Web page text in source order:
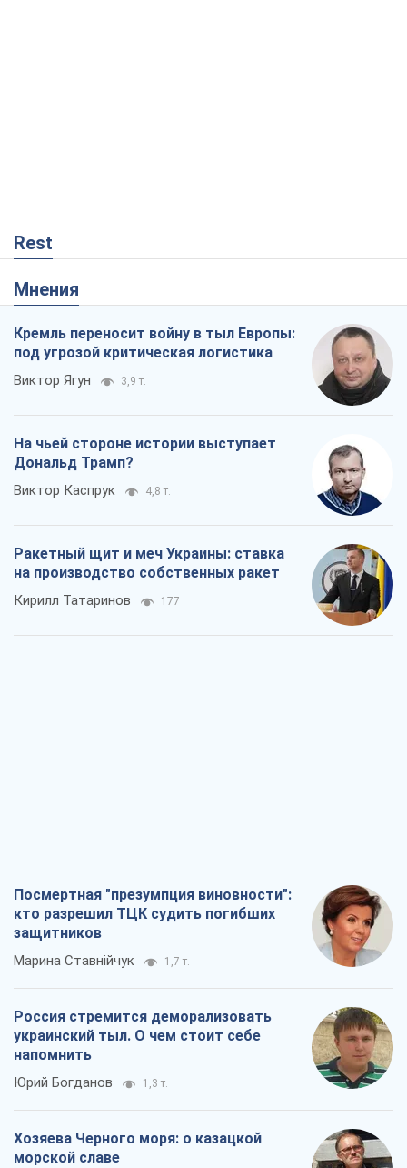
Rest
Мнения
Кремль переносит войну в тыл Европы:
под угрозой критическая логистика
Виктор Ягун 3,9 т.
На чьей стороне истории выступает
Дональд Трамп?
Виктор Каспрук 4,8 т.
Ракетный щит и меч Украины: ставка
на производство собственных ракет
Кирилл Татаринов 177
Посмертная "презумпция виновности":
кто разрешил ТЦК судить погибших
защитников
Марина Ставнійчук 1,7 т.
Россия стремится деморализовать
украинский тыл. О чем стоит себе
напомнить
Юрий Богданов 1,3 т.
Хозяева Черного моря: о казацкой
морской славе